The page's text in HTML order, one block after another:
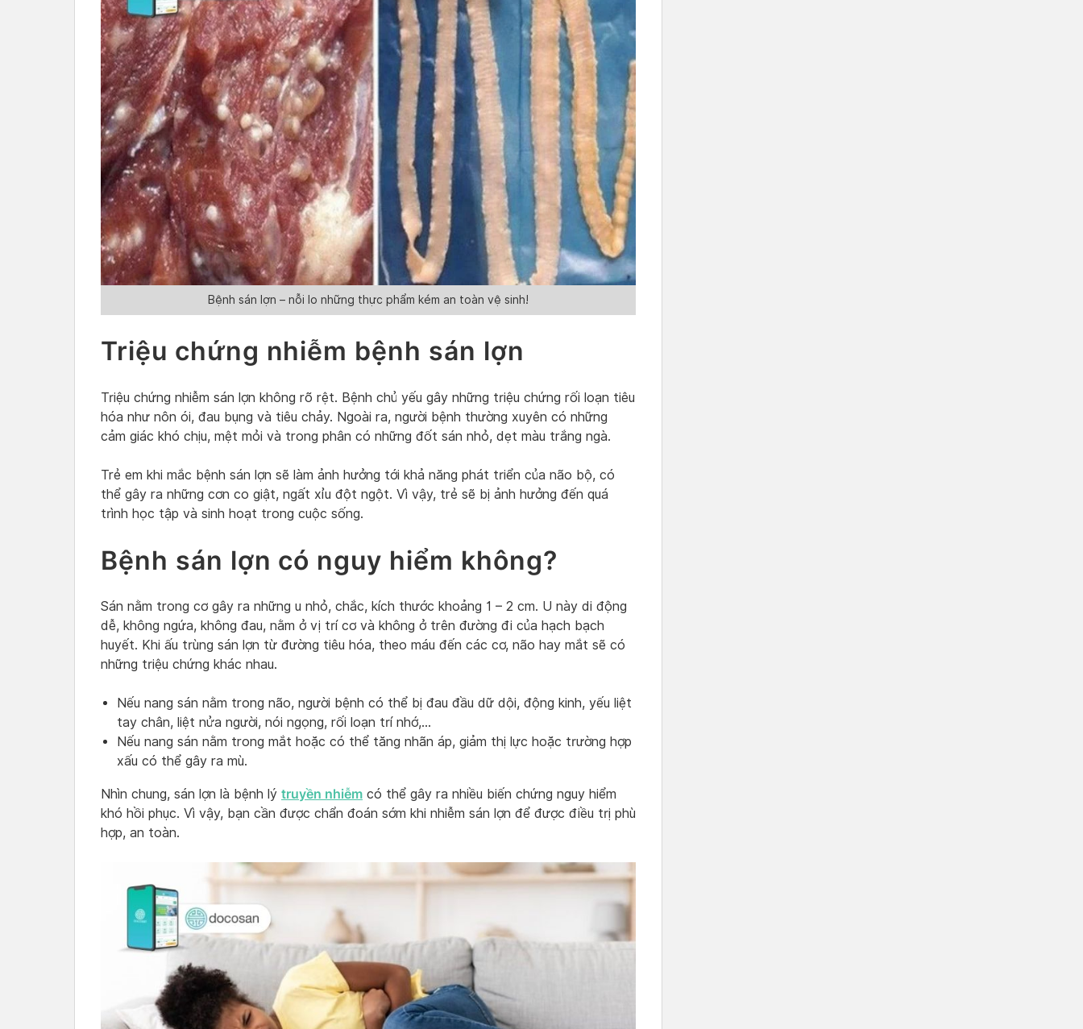
Bệnh sán lợn – nỗi lo những thực phẩm kém an toàn vệ sinh!
Triệu chứng nhiễm bệnh sán lợn
Triệu chứng nhiễm sán lợn không rõ rệt. Bệnh chủ yếu gây những triệu chứng rối loạn tiêu
hóa như nôn ói, đau bụng và tiêu chảy. Ngoài ra, người bệnh thường xuyên có những
cảm giác khó chịu, mệt mỏi và trong phân có những đốt sán nhỏ, dẹt màu trắng ngà.
Trẻ em khi mắc bệnh sán lợn sẽ làm ảnh hưởng tới khả năng phát triển của não bộ, có
thể gây ra những cơn co giật, ngất xỉu đột ngột. Vì vậy, trẻ sẽ bị ảnh hưởng đến quá
trình học tập và sinh hoạt trong cuộc sống.
Bệnh sán lợn có nguy hiểm không?
Sán nằm trong cơ gây ra những u nhỏ, chắc, kích thước khoảng 1 – 2 cm. U này di động
dễ, không ngứa, không đau, nằm ở vị trí cơ và không ở trên đường đi của hạch bạch
huyết. Khi ấu trùng sán lợn từ đường tiêu hóa, theo máu đến các cơ, não hay mắt sẽ có
những triệu chứng khác nhau.
Nếu nang sán nằm trong não, người bệnh có thể bị đau đầu dữ dội, động kinh, yếu liệt
tay chân, liệt nửa người, nói ngọng, rối loạn trí nhớ,…
Nếu nang sán nằm trong mắt hoặc có thể tăng nhãn áp, giảm thị lực hoặc trường hợp
xấu có thể gây ra mù.
Nhìn chung, sán lợn là bệnh lý truyền nhiễm có thể gây ra nhiều biến chứng nguy hiểm
khó hồi phục. Vì vậy, bạn cần được chẩn đoán sớm khi nhiễm sán lợn để được điều trị phù
hợp, an toàn.